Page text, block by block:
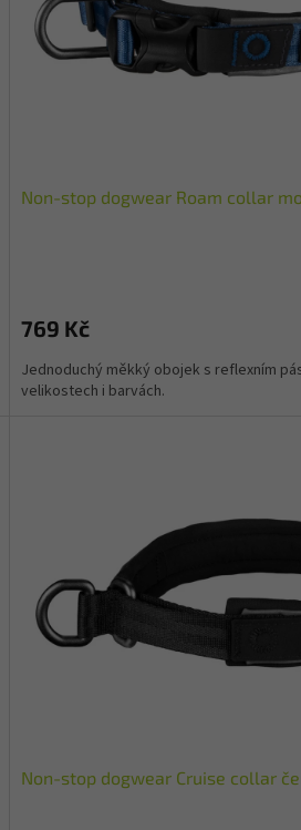
Non-stop dogwear Roam collar
769 Kč
Jednoduchý měkký obojek s reflexním
velikostech i barvách.
Non-stop dogwear Cruise collar